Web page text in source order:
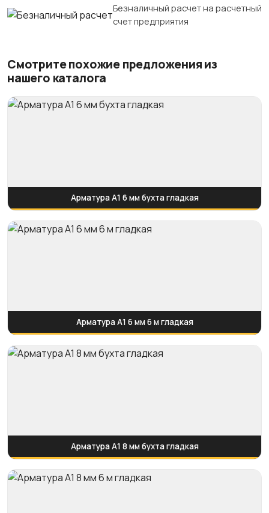
Безналичный расчет на расчетный
счет предприятия
Смотрите похожие предложения из
нашего каталога
Арматура А1 6 мм бухта гладкая
Арматура А1 6 мм 6 м гладкая
Арматура А1 8 мм бухта гладкая